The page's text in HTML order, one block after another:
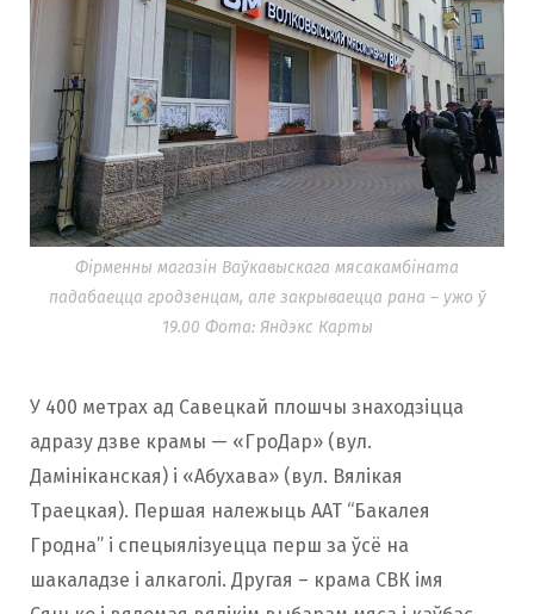
Фірменны магазін Ваўкавыскага мясакамбіната
падабаецца гродзенцам, але закрываецца рана – ужо ў
19.00 Фота: Яндэкс Карты
У 400 метрах ад Савецкай плошчы знаходзіцца
адразу дзве крамы — «ГроДар» (вул.
Дамініканская) і «Абухава» (вул. Вялікая
Траецкая). Першая належыць ААТ “Бакалея
Гродна” і спецыялізуецца перш за ўсё на
шакаладзе і алкаголі. Другая – крама СВК імя